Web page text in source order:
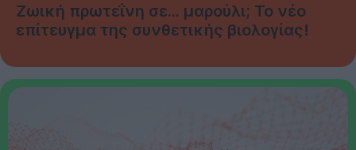
Ζωική πρωτεΐνη σε... μαρούλι; Το νέο
επίτευγμα της συνθετικής βιολογίας!